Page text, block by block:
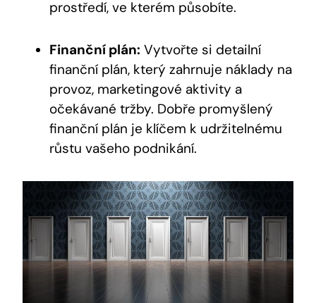
prostředí, ve kterém působíte.
Finanční plán: Vytvořte si detailní
finanční plán, který zahrnuje náklady na
provoz, marketingové aktivity a
očekávané tržby. Dobře promyšlený
finanční plán je klíčem k udržitelnému
růstu vašeho podnikání.